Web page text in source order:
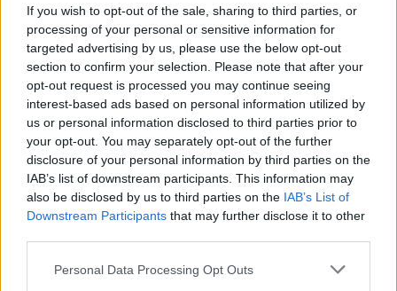
If you wish to opt-out of the sale, sharing to third parties, or
processing of your personal or sensitive information for
targeted advertising by us, please use the below opt-out
section to confirm your selection. Please note that after your
opt-out request is processed you may continue seeing
interest-based ads based on personal information utilized by
us or personal information disclosed to third parties prior to
your opt-out. You may separately opt-out of the further
disclosure of your personal information by third parties on the
IAB’s list of downstream participants. This information may
also be disclosed by us to third parties on the IAB’s List of
Downstream Participants that may further disclose it to other
Please note that this website/app uses one or more Google
Personal Data Processing Opt Outs
Pozostały wątpliwości? Brakuje czegoś w haśle?
Zobacz, co zyskują abonenci Dobrego słownika.
SPRAWDŹ
Często sprawdzane